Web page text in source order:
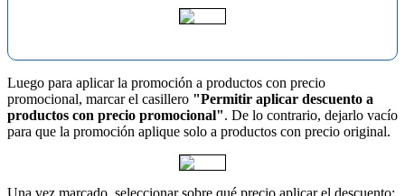
Luego para aplicar la promoción a productos con precio
promocional, marcar el casillero "Permitir aplicar descuento a
productos con precio promocional". De lo contrario, dejarlo vacío
para que la promoción aplique solo a productos con precio original.
Una vez marcado, seleccionar sobre qué precio aplicar el descuento: